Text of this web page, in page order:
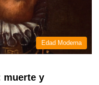
Edad Moderna
muerte y